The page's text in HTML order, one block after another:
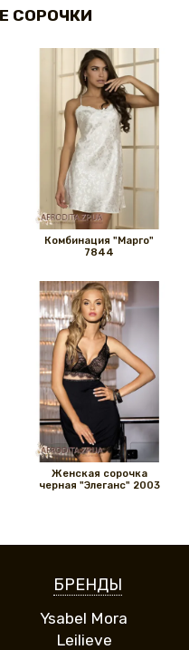
СОРОЧКИ
Комбинация "Марго"
7844
Женская сорочка
черная "Элеганс" 2003
БРЕНДЫ
Ysabel Mora
Leilieve